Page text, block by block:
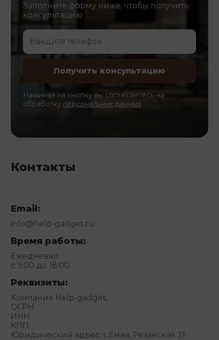
Заполните форму ниже, чтобы получить
консультацию
Нажимая на кнопку вы соглашаетесь на
обработку персональных данных
Контакты
Email:
info@help-gadget.ru
Время работы:
Ежедневно
с 9:00 до 18:00
Реквизиты:
Компания Help-gadget,
ОГРН
ИНН
КПП:
Юридический адрес: г.Емва, Рязанская 21